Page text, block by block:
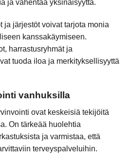
ja vähentää yksinäisyyttä.
ja järjestöt voivat tarjota monia
kanssakäymiseen.
harrastusryhmät ja
tuoda iloa ja merkityksellisyyttä
vanhuksilla
ovat keskeisiä tekijöitä
On tärkeää huolehtia
ja varmistaa, että
terveyspalveluihin.